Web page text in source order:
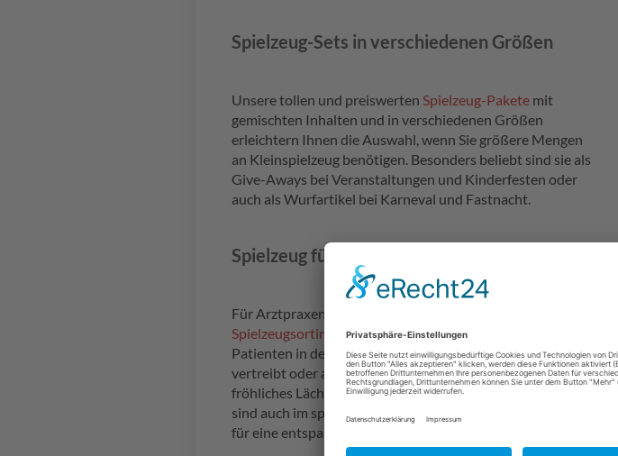
Spielzeug-Sets in verschiedenen Größen
Unsere tollen und preiswerten Spielzeug-Pakete mit
gemischten Inhalten und in verschiedenen Größen
erleichtern Ihnen die Auswahl, wenn Sie größere Mengen
an Kleinspielzeug benötigen. Besonders beliebt sind sie als
Give-Aways bei Veranstaltungen und Kinderfesten oder
auch als Wurfartikel bei Karneval und Fastnacht.
Spielzeug für die Arztpraxis
Für Arztpraxen haben wir ein
Spielzeugsortimentzusammengestellt, das kleinen
Patienten in der Spielecke des Wartezimmers die Zeit
vertreibt oder als Belohnung nach der Behandlung ein
fröhliches Lächeln hervorzaubert. Viele der Spielsachen
sind auch im speziellen 'Ärzte-Look' erhältlich und sorgen
für eine entspannte Atmosphäre beim Arztbesuch.